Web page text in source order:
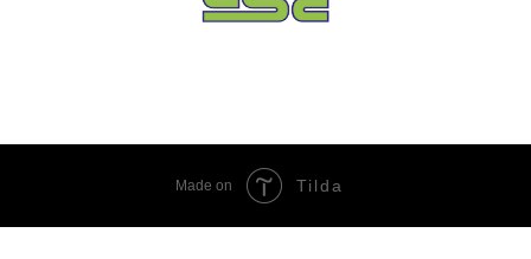
Made on Tilda